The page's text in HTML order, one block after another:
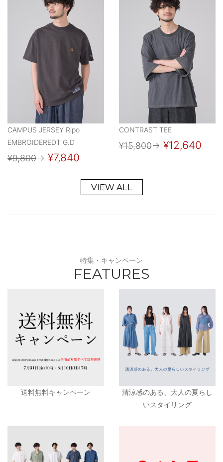
CAMPUS JERSEY Ripo
EMBROIDEREDT G.D
¥9,800→ ¥7,840
CONTRAST TEE
¥15,800→ ¥12,640
VIEW ALL
特集・キャンペーン
FEATURES
送料無料キャンペーン
清涼感のある、大人の夏らし
いスタイリング